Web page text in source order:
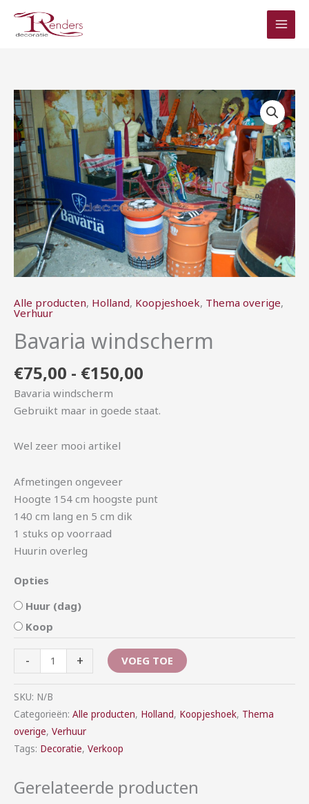
Alle producten, Holland, Koopjeshoek, Thema overige,
Verhuur
Bavaria windscherm
€75,00 - €150,00
Prijsklasse:
€75,00
tot
€150,00
Bavaria windscherm
Gebruikt maar in goede staat.
Wel zeer mooi artikel
Afmetingen ongeveer
Hoogte 154 cm hoogste punt
140 cm lang en 5 cm dik
1 stuks op voorraad
Huurin overleg
Opties
Huur (dag)
Koop
-
Bavaria
windscherm
aantal
+ VOEG TOE
SKU: N/B
Categorieën: Alle producten, Holland, Koopjeshoek, Thema
overige, Verhuur
Tags: Decoratie, Verkoop
Gerelateerde producten